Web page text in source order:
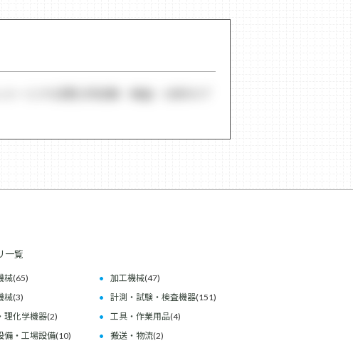
一覧
械(65) 加工機械(47)
械(3) 計測・試験・検査機器(151)
理化学機器(2) 工具・作業用品(4)
備・工場設備(10) 搬送・物流(2)